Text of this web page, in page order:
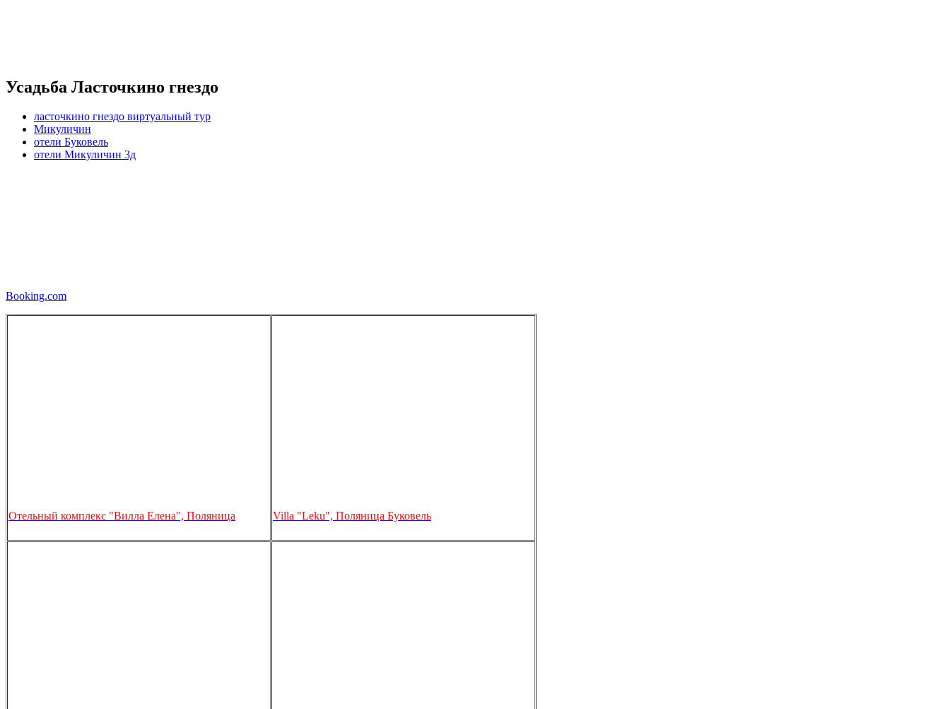
Усадьба Ласточкино гнездо
ласточкино гнездо виртуальный тур
Микуличин
отели Буковель
отели Микуличин 3д
Booking.com
Отельный комплекс "Вилла Елена", Поляница Villa "Leku", Поляница Буковель